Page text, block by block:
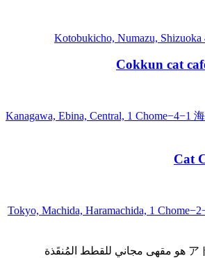
Cokkun cat
〒243-0432 Kanagawa, Ebina, Central, 1
Cat
〒194-0013 Tokyo, Machida, Haramachida, 1
مقهى アトリエ高菜先生 هو مقهى مجاني للقطط المُنقَذة